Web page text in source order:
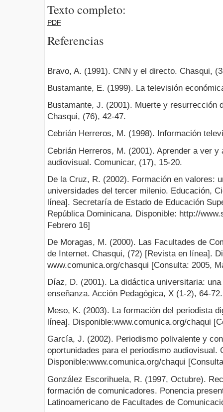
Texto completo:
PDF
Referencias
Bravo, A. (1991). CNN y el directo. Chasqui,
Bustamante, E. (1999). La televisión
Bustamante, J. (2001). Muerte y resurrección
Chasqui, (76), 42-47.
Cebrián Herreros, M. (1998). Información
Cebrián Herreros, M. (2001). Aprender a ver
audiovisual. Comunicar, (17), 15-20.
De la Cruz, R. (2002). Formación en valores:
universidades del tercer milenio. Educación,
línea]. Secretaría de Estado de Educación
República Dominicana. Disponible: http://
Febrero 16]
De Moragas, M. (2000). Las Facultades de
de Internet. Chasqui, (72) [Revista en línea].
www.comunica.org/chasqui [Consulta: 2005,
Díaz, D. (2001). La didáctica universitaria:
enseñanza. Acción Pedagógica, X (1-2), 64-72.
Meso, K. (2003). La formación del periodista
línea]. Disponible:www.comunica.org/chaqui
García, J. (2002). Periodismo polivalente y
oportunidades para el periodismo
Disponible:www.comunica.org/chaqui
González Escorihuela, R. (1997, Octubre).
formación de comunicadores. Ponencia
Latinoamericano de Facultades de